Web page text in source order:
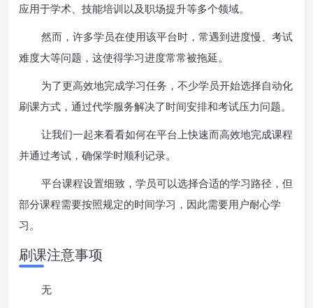
应用于学术、技能培训以及职场提升等多个领域。
然而，许多学员在使用该平台时，常遇到进度慢、考试
难度大等问题，这使得学习进度常常被拖延。
为了更高效地完成学习任务，不少学员开始选择自动化
刷课方式，通过代学服务解决了时间安排和考试压力问题。
让我们一起来看看如何在平台上快速而高效地完成课程
并通过考试，确保学时顺利记录。
平台课程设置细致，学员可以选择合适的学习路径，但
部分课程需要按照规定的时间学习，因此需要用户耐心学
习。
刷课注意事项
无